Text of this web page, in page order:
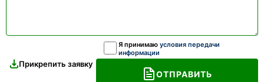
Прикрепить заявку
Я принимаю условия передачи
информации
ОТПРАВИТЬ